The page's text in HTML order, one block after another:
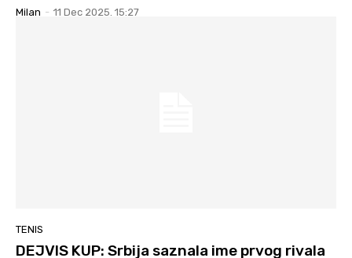
Milan - 11 Dec 2025. 15:27
TENIS
DEJVIS KUP: Srbija saznala ime prvog rivala